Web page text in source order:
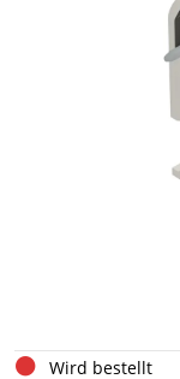
Wird bestellt